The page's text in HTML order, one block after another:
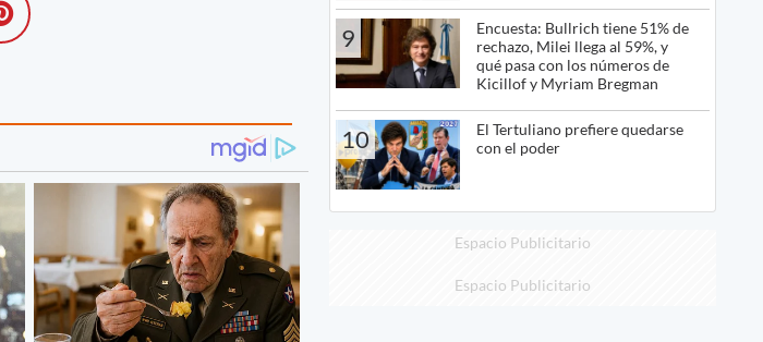
9
Encuesta: Bullrich tiene 51% de
rechazo, Milei llega al 59%, y
qué pasa con los números de
Kicillof y Myriam Bregman
10
El Tertuliano prefiere quedarse
con el poder
Espacio Publicitario
Espacio Publicitario